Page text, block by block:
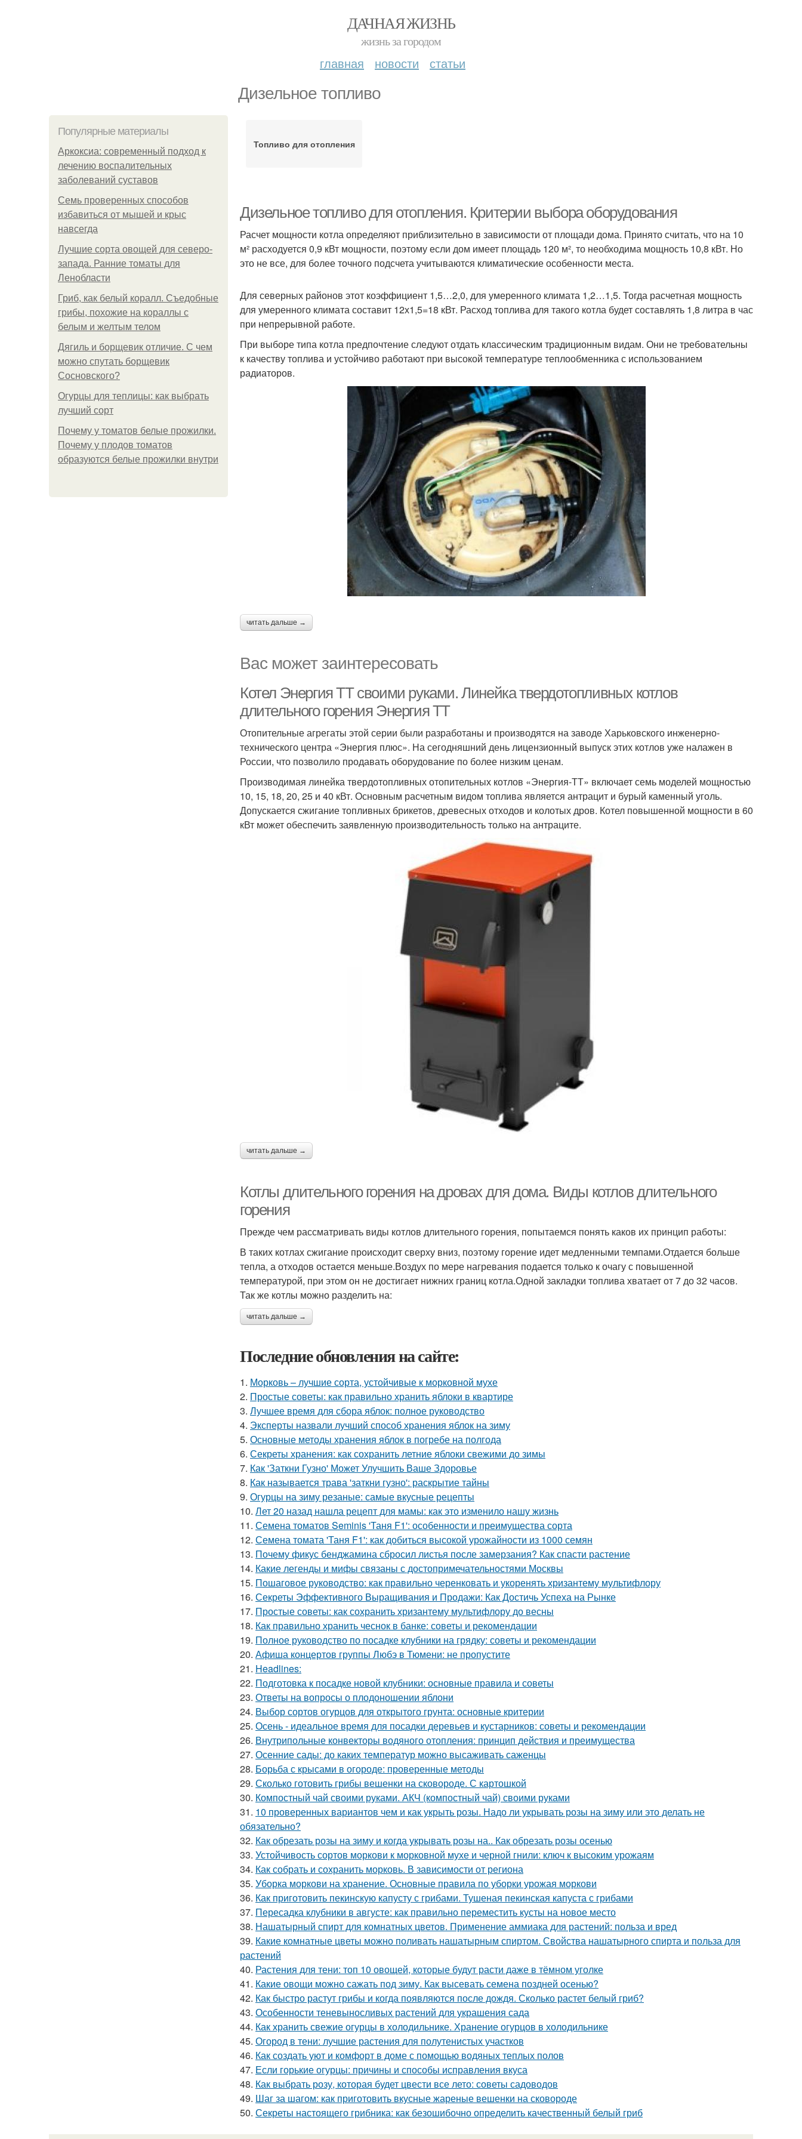
ДАЧНАЯ ЖИЗНЬ
жизнь за городом
главная новости статьи
Дизельное топливо
Популярные материалы
Аркоксиа: современный подход к
лечению воспалительных
заболеваний суставов
Семь проверенных способов
избавиться от мышей и крыс
навсегда
Лучшие сорта овощей для северо-
запада. Ранние томаты для
Ленобласти
Гриб, как белый коралл. Съедобные
грибы, похожие на кораллы с
белым и желтым телом
Дягиль и борщевик отличие. С чем
можно спутать борщевик
Сосновского?
Огурцы для теплицы: как выбрать
лучший сорт
Почему у томатов белые прожилки.
Почему у плодов томатов
образуются белые прожилки внутри
Топливо для отопления
Дизельное топливо для отопления. Критерии выбора оборудования
Расчет мощности котла определяют приблизительно в зависимости от площади дома. Принято считать, что на 10
м² расходуется 0,9 кВт мощности, поэтому если дом имеет площадь 120 м², то необходима мощность 10,8 кВт. Но
это не все, для более точного подсчета учитываются климатические особенности места.
Для северных районов этот коэффициент 1,5…2,0, для умеренного климата 1,2…1,5. Тогда расчетная мощность
для умеренного климата составит 12х1,5=18 кВт. Расход топлива для такого котла будет составлять 1,8 литра в час
при непрерывной работе.
При выборе типа котла предпочтение следуют отдать классическим традиционным видам. Они не требовательны
к качеству топлива и устойчиво работают при высокой температуре теплообменника с использованием
радиаторов.
читать дальше →
Вас может заинтересовать
Котел Энергия ТТ своими руками. Линейка твердотопливных котлов
длительного горения Энергия ТТ
Отопительные агрегаты этой серии были разработаны и производятся на заводе Харьковского инженерно-
технического центра «Энергия плюс». На сегодняшний день лицензионный выпуск этих котлов уже налажен в
России, что позволило продавать оборудование по более низким ценам.
Производимая линейка твердотопливных отопительных котлов «Энергия-ТТ» включает семь моделей мощностью
10, 15, 18, 20, 25 и 40 кВт. Основным расчетным видом топлива является антрацит и бурый каменный уголь.
Допускается сжигание топливных брикетов, древесных отходов и колотых дров. Котел повышенной мощности в 60
кВт может обеспечить заявленную производительность только на антраците.
читать дальше →
Котлы длительного горения на дровах для дома. Виды котлов длительного
горения
Прежде чем рассматривать виды котлов длительного горения, попытаемся понять каков их принцип работы:
В таких котлах сжигание происходит сверху вниз, поэтому горение идет медленными темпами.Отдается больше
тепла, а отходов остается меньше.Воздух по мере нагревания подается только к очагу с повышенной
температурой, при этом он не достигает нижних границ котла.Одной закладки топлива хватает от 7 до 32 часов.
Так же котлы можно разделить на:
читать дальше →
Последние обновления на сайте:
1. Морковь – лучшие сорта, устойчивые к морковной мухе
2. Простые советы: как правильно хранить яблоки в квартире
3. Лучшее время для сбора яблок: полное руководство
4. Эксперты назвали лучший способ хранения яблок на зиму
5. Основные методы хранения яблок в погребе на полгода
6. Секреты хранения: как сохранить летние яблоки свежими до зимы
7. Как 'Заткни Гузно' Может Улучшить Ваше Здоровье
8. Как называется трава 'заткни гузно': раскрытие тайны
9. Огурцы на зиму резаные: самые вкусные рецепты
10. Лет 20 назад нашла рецепт для мамы: как это изменило нашу жизнь
11. Семена томатов Seminis 'Таня F1': особенности и преимущества сорта
12. Семена томата 'Таня F1': как добиться высокой урожайности из 1000 семян
13. Почему фикус бенджамина сбросил листья после замерзания? Как спасти растение
14. Какие легенды и мифы связаны с достопримечательностями Москвы
15. Пошаговое руководство: как правильно черенковать и укоренять хризантему мультифлору
16. Секреты Эффективного Выращивания и Продажи: Как Достичь Успеха на Рынке
17. Простые советы: как сохранить хризантему мультифлору до весны
18. Как правильно хранить чеснок в банке: советы и рекомендации
19. Полное руководство по посадке клубники на грядку: советы и рекомендации
20. Афиша концертов группы Любэ в Тюмени: не пропустите
21. Headlines:
22. Подготовка к посадке новой клубники: основные правила и советы
23. Ответы на вопросы о плодоношении яблони
24. Выбор сортов огурцов для открытого грунта: основные критерии
25. Осень - идеальное время для посадки деревьев и кустарников: советы и рекомендации
26. Внутрипольные конвекторы водяного отопления: принцип действия и преимущества
27. Осенние сады: до каких температур можно высаживать саженцы
28. Борьба с крысами в огороде: проверенные методы
29. Сколько готовить грибы вешенки на сковороде. С картошкой
30. Компостный чай своими руками. АКЧ (компостный чай) своими руками
31. 10 проверенных вариантов чем и как укрыть розы. Надо ли укрывать розы на зиму или это делать не
обязательно?
32. Как обрезать розы на зиму и когда укрывать розы на.. Как обрезать розы осенью
33. Устойчивость сортов моркови к морковной мухе и черной гнили: ключ к высоким урожаям
34. Как собрать и сохранить морковь. В зависимости от региона
35. Уборка моркови на хранение. Основные правила по уборки урожая моркови
36. Как приготовить пекинскую капусту с грибами. Тушеная пекинская капуста с грибами
37. Пересадка клубники в августе: как правильно переместить кусты на новое место
38. Нашатырный спирт для комнатных цветов. Применение аммиака для растений: польза и вред
39. Какие комнатные цветы можно поливать нашатырным спиртом. Свойства нашатырного спирта и польза для
растений
40. Растения для тени: топ 10 овощей, которые будут расти даже в тёмном уголке
41. Какие овощи можно сажать под зиму. Как высевать семена поздней осенью?
42. Как быстро растут грибы и когда появляются после дождя. Сколько растет белый гриб?
43. Особенности теневыносливых растений для украшения сада
44. Как хранить свежие огурцы в холодильнике. Хранение огурцов в холодильнике
45. Огород в тени: лучшие растения для полутенистых участков
46. Как создать уют и комфорт в доме с помощью водяных теплых полов
47. Если горькие огурцы: причины и способы исправления вкуса
48. Как выбрать розу, которая будет цвести все лето: советы садоводов
49. Шаг за шагом: как приготовить вкусные жареные вешенки на сковороде
50. Секреты настоящего грибника: как безошибочно определить качественный белый гриб